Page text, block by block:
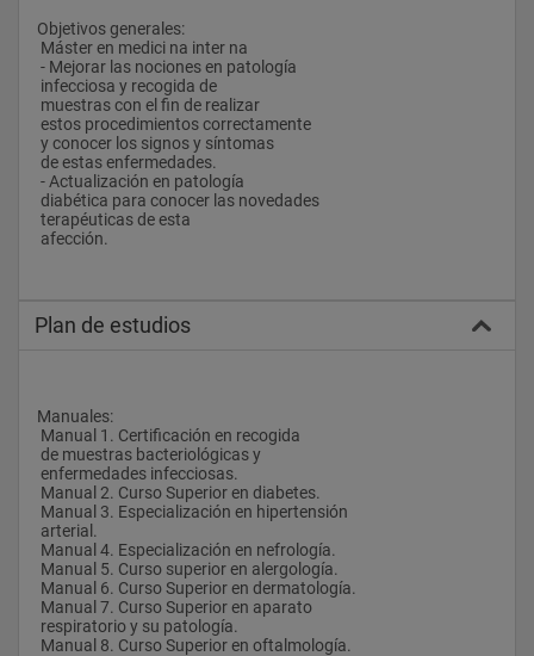
Objetivos generales:
Máster en medici na inter na
- Mejorar las nociones en patología
infecciosa y recogida de
muestras con el fin de realizar
estos procedimientos correctamente
y conocer los signos y síntomas
de estas enfermedades.
- Actualización en patología
diabética para conocer las novedades
terapéuticas de esta
afección.
Plan de estudios
Manuales:
Manual 1. Certificación en recogida
de muestras bacteriológicas y
enfermedades infecciosas.
Manual 2. Curso Superior en diabetes.
Manual 3. Especialización en hipertensión
arterial.
Manual 4. Especialización en nefrología.
Manual 5. Curso superior en alergología.
Manual 6. Curso Superior en dermatología.
Manual 7. Curso Superior en aparato
respiratorio y su patología.
Manual 8. Curso Superior en oftalmología.